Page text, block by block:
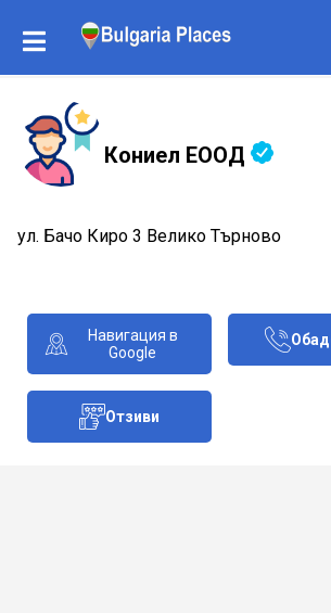
Кониел ЕООД
ул. Бачо Киро 3 Велико Търново
Навигация в
Google
Отзиви